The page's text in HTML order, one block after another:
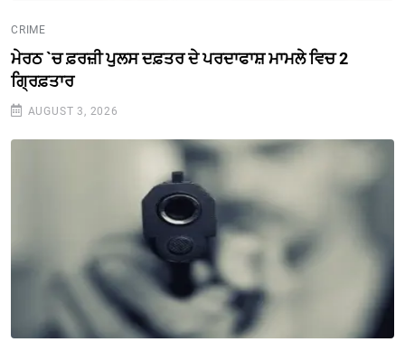
CRIME
ਮੇਰਠ `ਚ ਫ਼ਰਜ਼ੀ ਪੁਲਸ ਦਫ਼ਤਰ ਦੇ ਪਰਦਾਫਾਸ਼ ਮਾਮਲੇ ਵਿਚ 2
ਗ੍ਰਿਫ਼ਤਾਰ
AUGUST 3, 2026